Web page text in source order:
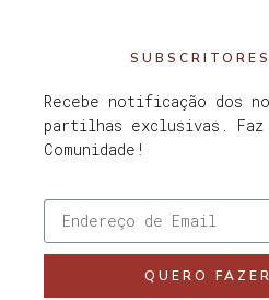
Recebe notificação dos
partilhas exclusivas. Faz
Comunidade!
QUERO